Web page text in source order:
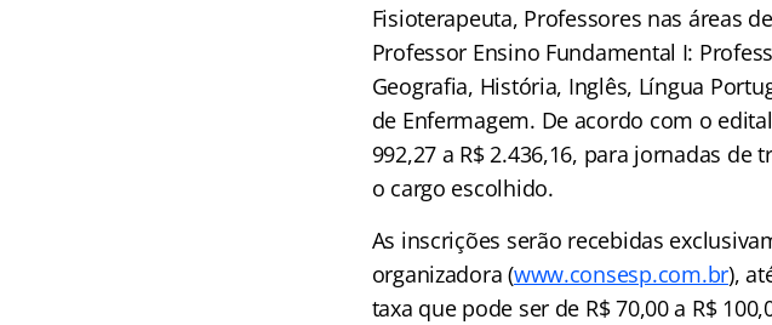
Fisioterapeuta, Professores nas áreas
Professor Ensino Fundamental I:
Geografia, História, Inglês, Língua
de Enfermagem. De acordo com o
992,27 a R$ 2.436,16, para jornadas
o cargo escolhido.
As inscrições serão recebidas
organizadora (www.consesp.com.br),
taxa que pode ser de R$ 70,00 a R$